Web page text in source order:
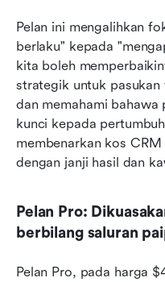
Pelan ini mengalihkan
berlaku" kepada
kita boleh
strategik untuk pasukan
dan memahami bahawa
kunci kepada
membenarkan kos
dengan janji hasil dan
Pelan Pro:
berbilang saluran
Pelan Pro, pada harga